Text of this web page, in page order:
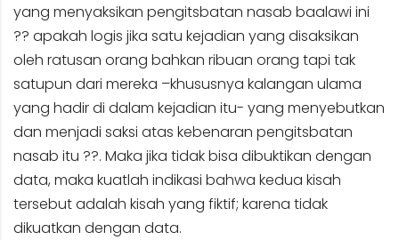
yang menyaksikan pengitsbatan nasab baalawi ini
?? apakah logis jika satu kejadian yang disaksikan
oleh ratusan orang bahkan ribuan orang tapi tak
satupun dari mereka –khususnya kalangan ulama
yang hadir di dalam kejadian itu- yang menyebutkan
dan menjadi saksi atas kebenaran pengitsbatan
nasab itu ??. Maka jika tidak bisa dibuktikan dengan
data, maka kuatlah indikasi bahwa kedua kisah
tersebut adalah kisah yang fiktif; karena tidak
dikuatkan dengan data.